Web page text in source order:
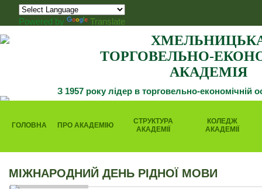
Powered by Translate
ТОРГОВЕЛЬНО-
АКАДЕМІЯ
З 1957 року лідер в торговельно-економічній
ГОЛОВНА ПРО АКАДЕМІЮ
СТРУКТУРА
АКАДЕМІЇ
КОЛЕДЖ
АКАДЕМІЇ
МІЖНАРОДНИЙ ДЕНЬ РІДНОЇ МОВИ